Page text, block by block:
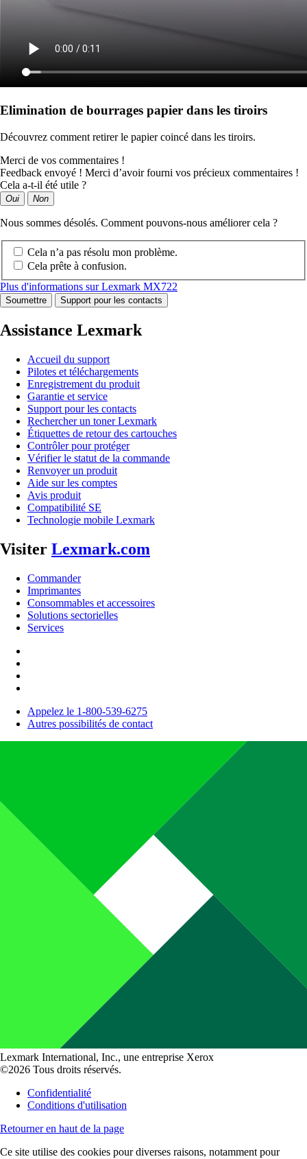
Elimination de bourrages papier dans les tiroirs
Découvrez comment retirer le papier coincé dans les tiroirs.
Merci de vos commentaires !
Feedback envoyé ! Merci d’avoir fourni vos précieux commentaires !
Cela a-t-il été utile ?
Oui Non
Nous sommes désolés. Comment pouvons-nous améliorer cela ?
Cela n’a pas résolu mon problème.
Cela prête à confusion.
Plus d'informations sur Lexmark MX722
Soumettre Support pour les contacts
Assistance Lexmark
Accueil du support
Pilotes et téléchargements
Enregistrement du produit
Garantie et service
Support pour les contacts
Rechercher un toner Lexmark
Étiquettes de retour des cartouches
Contrôler pour protéger
Vérifier le statut de la commande
Renvoyer un produit
Aide sur les comptes
Avis produit
Compatibilité SE
Technologie mobile Lexmark
Visiter Lexmark.com
Commander
Imprimantes
Consommables et accessoires
Solutions sectorielles
Services
Appelez le 1-800-539-6275
Autres possibilités de contact
Lexmark International, Inc., une entreprise Xerox
©2026 Tous droits réservés.
Confidentialité
Conditions d'utilisation
Retourner en haut de la page
Ce site utilise des cookies pour diverses raisons, notamment pour